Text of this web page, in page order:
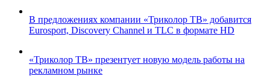
В предложениях компании «Триколор ТВ» добавится
Eurosport, Discovery Channel и TLC в формате HD
«Триколор ТВ» презентует новую модель работы на
рекламном рынке